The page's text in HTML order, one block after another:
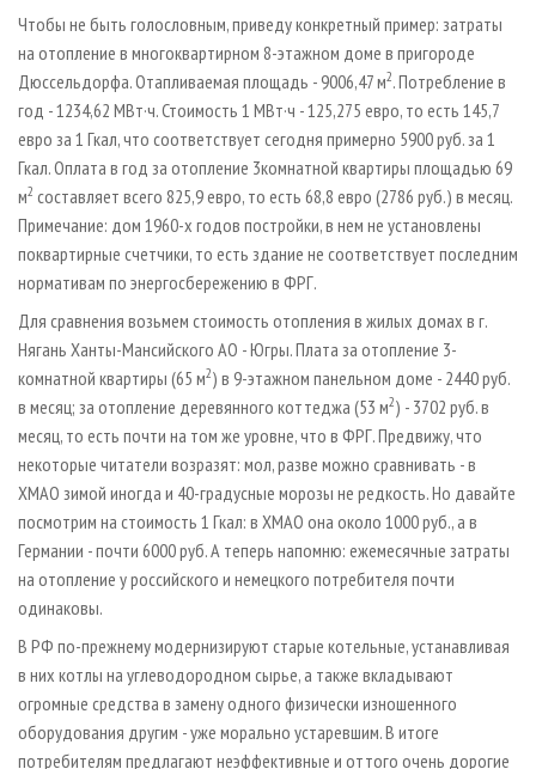
Чтобы не быть голословным, приведу конкретный пример: затраты
на отопление в многоквартирном 8­-этажном доме в пригороде
Дюссельдорфа. Отапливаемая площадь - 9006,47 м2. Потребление в
год - 1234,62 МВт·ч. Стоимость 1 МВт·ч - 125,275 евро, то есть 145,7
евро за 1 Гкал, что соответствует сегодня примерно 5900 руб. за 1
Гкал. Оплата в год за отопление 3­комнатной квартиры площадью 69
м2 составляет всего 825,9 евро, то есть 68,8 евро (2786 руб.) в месяц.
Примечание: дом 1960­-х годов постройки, в нем не установлены
поквартирные счетчики, то есть здание не соответствует последним
нормативам по энергосбережению в ФРГ.
Для сравнения возьмем стоимость отопления в жилых домах в г.
Нягань Ханты­-Мансийского АО - Югры. Плата за отопление 3­-
комнатной квартиры (65 м2) в 9-­этажном панельном доме - 2440 руб.
в месяц; за отопление деревянного коттеджа (53 м2) - 3702 руб. в
месяц, то есть почти на том же уровне, что в ФРГ. Предвижу, что
некоторые читатели возразят: мол, разве можно сравнивать - в
ХМАО зимой иногда и 40­-градусные морозы не редкость. Но давайте
посмотрим на стоимость 1 Гкал: в ХМАО она около 1000 руб., а в
Германии - почти 6000 руб. А теперь напомню: ежемесячные затраты
на отопление у российского и немецкого потребителя почти
одинаковы.
В РФ по­-прежнему модернизируют старые котельные, устанавливая
в них котлы на углеводородном сырье, а также вкладывают
огромные средства в замену одного физически изношенного
оборудования другим - уже морально устаревшим. В итоге
потребителям предлагают неэффективные и оттого очень дорогие